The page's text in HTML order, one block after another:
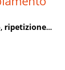
, ripetizione...